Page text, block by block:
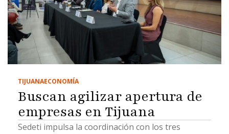
TIJUANAECONOMÍA
Buscan agilizar apertura de
empresas en Tijuana
Sedeti impulsa la coordinación con los tres